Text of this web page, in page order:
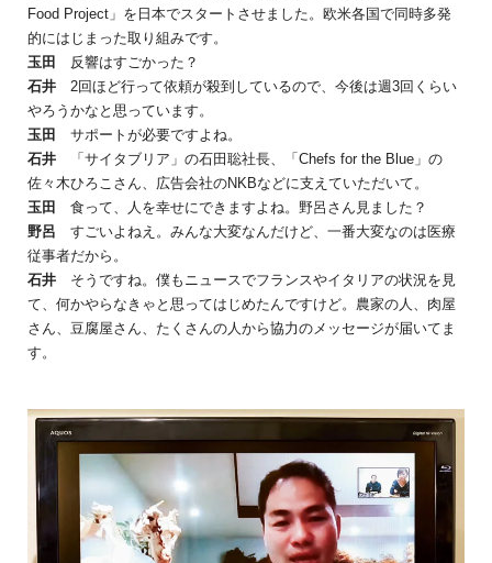
Food Project」を日本でスタートさせました。欧米各国で同時多発
的にはじまった取り組みです。
玉田
反響はすごかった？
石井 2回ほど行って依頼が殺到しているので、今後は週3回くらい
やろうかなと思っています。
玉田
サポートが必要ですよね。
石井 「サイタブリア」の石田聡社長、「Chefs for the Blue」の
佐々木ひろこさん、広告会社のNKBなどに支えていただいて。
玉田
食って、人を幸せにできますよね。野呂さん見ました？
野呂 すごいよねえ。みんな大変なんだけど、一番大変なのは医療
従事者だから。
石井 そうですね。僕もニュースでフランスやイタリアの状況を見
て、何かやらなきゃと思ってはじめたんですけど。農家の人、肉屋
さん、豆腐屋さん、たくさんの人から協力のメッセージが届いてま
す。